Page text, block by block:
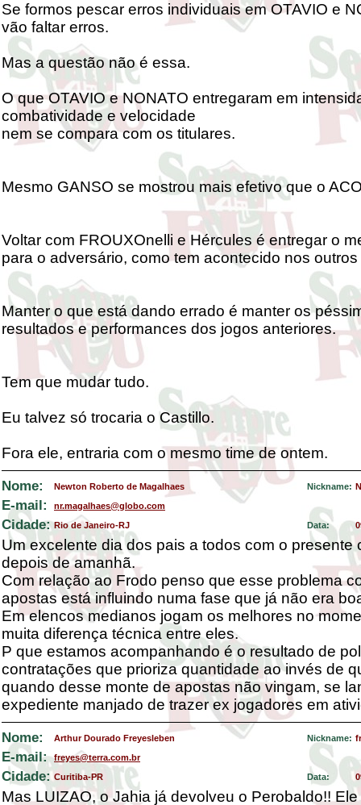
Se formos pescar erros individuais em OTAVIO e
vão faltar erros.
Mas a questão não é essa.
O que OTAVIO e NONATO entregaram em
combatividade e velocidade
nem se compara com os titulares.
Mesmo GANSO se mostrou mais efetivo que o
Voltar com FROUXOnelli e Hércules é entregar o
para o adversário, como tem acontecido nos
Manter o que está dando errado é manter os
resultados e performances dos jogos anteriores.
Tem que mudar tudo.
Eu talvez só trocaria o Castillo.
Fora ele, entraria com o mesmo time de ontem.
Nome: Newton Roberto de Magalhaes Nickname:
E-mail: nr.magalhaes@globo.com
Cidade: Rio de Janeiro-RJ Data:
Um excelente dia dos pais a todos com o presente
depois de amanhã.
Com relação ao Frodo penso que esse problema
apostas está influindo numa fase que já não era
Em elencos medianos jogam os melhores no
muita diferença técnica entre eles.
P que estamos acompanhando é o resultado de
contratações que prioriza quantidade ao invés de
quando desse monte de apostas não vingam, se
expediente manjado de trazer ex jogadores em
Nome: Arthur Dourado Freyesleben Nickname:
E-mail: freyes@terra.com.br
Cidade: Curitiba-PR Data:
Mas LUIZAO, o Jahia já devolveu o Perobaldo!!